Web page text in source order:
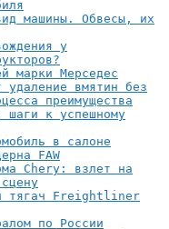
машины. Обвесы, их
у
марки Мерседес
удаление вмятин без
преимущества
шаги к успешному
в салоне
FAW
Chery: взлет на
тягач Freightliner
по России